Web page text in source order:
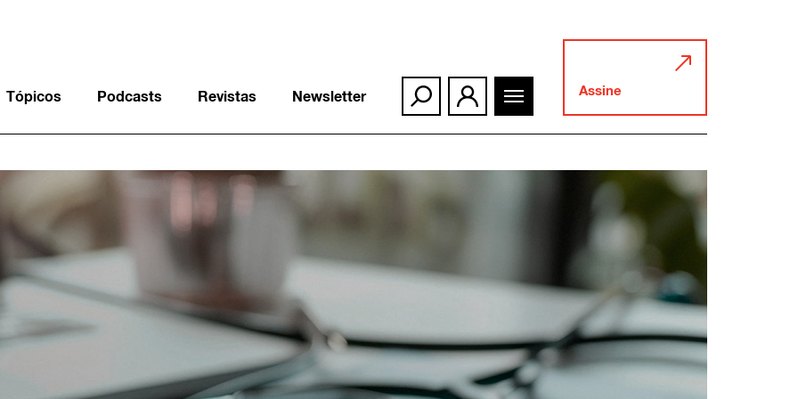
Tópicos Podcasts Revistas Newsletter Assine